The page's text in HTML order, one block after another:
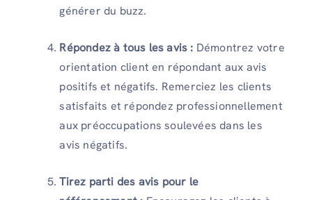
générer du buzz.
Répondez à tous les avis : Démontrez votre
orientation client en répondant aux avis
positifs et négatifs. Remerciez les clients
satisfaits et répondez professionnellement
aux préoccupations soulevées dans les
avis négatifs.
Tirez parti des avis pour le